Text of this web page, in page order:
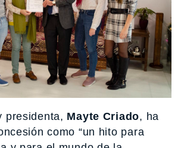
presidenta, Mayte Criado, ha
como “un hito para